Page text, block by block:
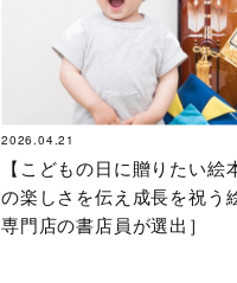
2026.04.21
【こどもの日に贈りたい絵
の楽しさを伝え成長を祝う
専門店の書店員が選出］